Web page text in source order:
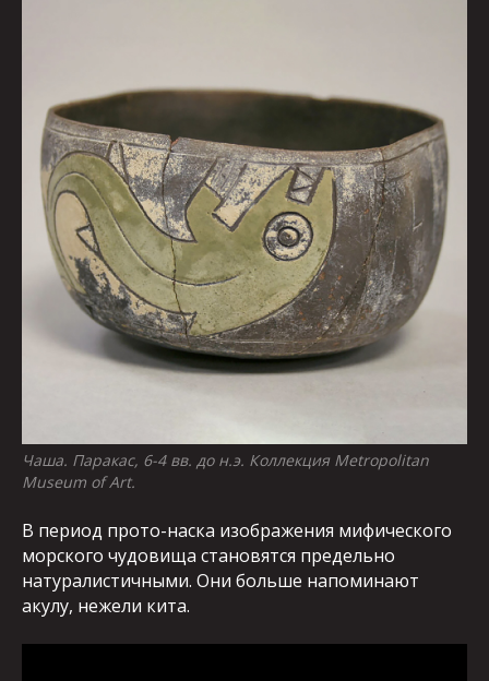
Чаша. Паракас, 6-4 вв. до н.э. Коллекция Metropolitan
Museum of Art.
В период прото-наска изображения мифического
морского чудовища становятся предельно
натуралистичными. Они больше напоминают
акулу, нежели кита.